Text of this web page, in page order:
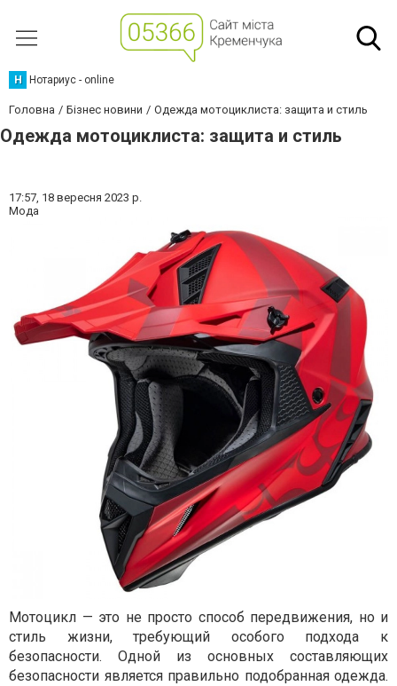
Н Нотариус - online
Головна Бізнес новини Одежда мотоциклиста: защита и стиль
Одежда мотоциклиста: защита и стиль
17:57, 18 вересня 2023 р.
Мода
Мотоцикл — это не просто способ передвижения, но и
стиль жизни, требующий особого подхода к
безопасности. Одной из основных составляющих
безопасности является правильно подобранная одежда.